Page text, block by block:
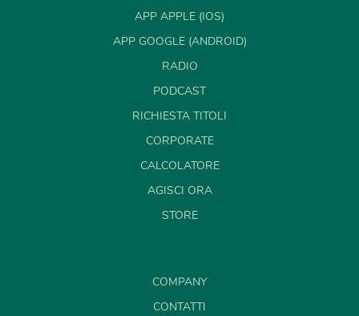
APP APPLE (IOS)
APP GOOGLE (ANDROID)
RADIO
PODCAST
RICHIESTA TITOLI
CORPORATE
CALCOLATORE
AGISCI ORA
STORE
COMPANY
CONTATTI